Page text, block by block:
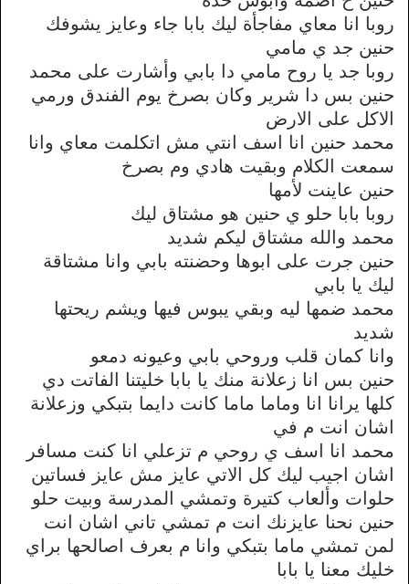
روبا انا معاي مفاجأة ليك بابا جاء وعايز يشوفك
حنين جد ي مامي
روبا جد يا روح مامي دا بابي وأشارت على محمد
حنين بس دا شرير وكان بصرخ يوم الفندق ورمي
الاكل على الارض
محمد حنين انا اسف انتي مش اتكلمت معاي وانا
سمعت الكلام وبقيت هادي وم بصرخ
حنين عاينت لأمها
روبا بابا حلو ي حنين هو مشتاق ليك
محمد والله مشتاق ليكم شديد
حنين جرت على ابوها وحضنته بابي وانا مشتاقة
ليك يا بابي
محمد ضمها ليه وبقي يبوس فيها ويشم ريحتها
شديد
وانا كمان قلب وروحي بابي وعيونه دمعو
حنين بس انا زعلانة منك يا بابا خليتنا الفاتت دي
كلها يرانا انا وماما ماما كانت دايما بتبكي وزعلانة
اشان انت م في
محمد انا اسف ي روحي م تزعلي انا كنت مسافر
اشان اجيب ليك كل الاتي عايز مش عايز فساتين
حلوات وألعاب كتيرة وتمشي المدرسة وبيت حلو
حنين نحنا عايزنك انت م تمشي تاني اشان انت
لمن تمشي ماما بتبكي وانا م بعرف اصالحها براي
خليك معنا يا بابا